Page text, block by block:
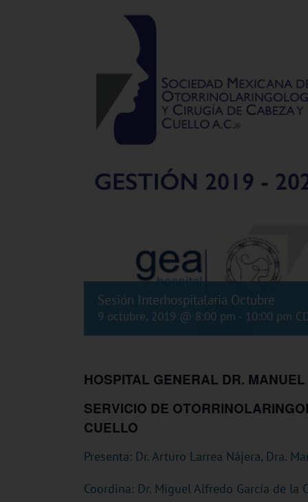
Sesión Interhospitalaria Octubre
9 octubre, 2019 @ 8:00 pm - 10:00 pm
HOSPITAL GENERAL DR.
SERVICIO DE
CUELLO
Presenta: Dr. Arturo Larrea Nájera, Dra.
Coordina: Dr. Miguel Alfredo García de la